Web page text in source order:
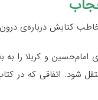
کتابش درباره‌ی
و کربلا را به
شود. اتفاقی که در